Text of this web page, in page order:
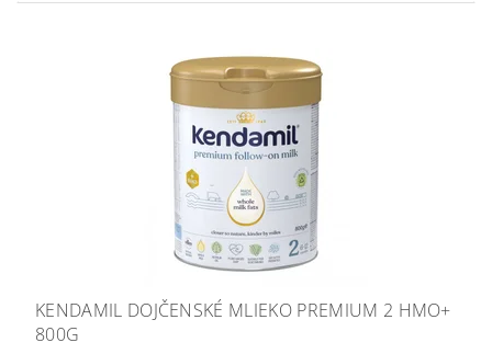
KENDAMIL DOJČENSKÉ MLIEKO PREMIUM 2 HMO+
800G